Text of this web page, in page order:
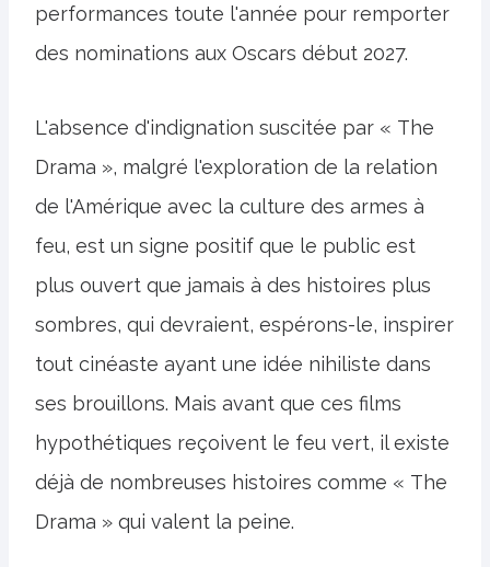
performances toute l'année pour remporter
des nominations aux Oscars début 2027.
L'absence d'indignation suscitée par « The
Drama », malgré l'exploration de la relation
de l'Amérique avec la culture des armes à
feu, est un signe positif que le public est
plus ouvert que jamais à des histoires plus
sombres, qui devraient, espérons-le, inspirer
tout cinéaste ayant une idée nihiliste dans
ses brouillons. Mais avant que ces films
hypothétiques reçoivent le feu vert, il existe
déjà de nombreuses histoires comme « The
Drama » qui valent la peine.